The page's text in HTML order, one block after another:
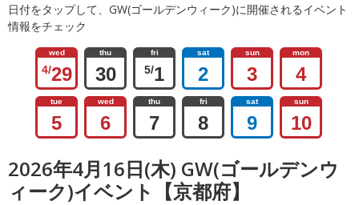
日付をタップして、GW(ゴールデンウィーク)に開催されるイベント
情報をチェック
wed
4/29
thu
30
fri
5/1
sat
2
sun
3
mon
4
tue
5
wed
6
thu
7
fri
8
sat
9
sun
10
2026年4月16日(木) GW(ゴールデンウ
ィーク)イベント【京都府】